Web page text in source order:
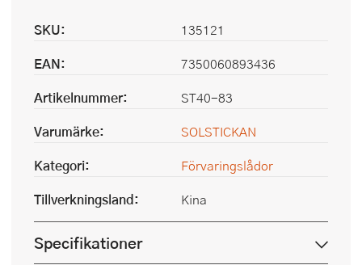
SKU:
135121
EAN:
7350060893436
Artikelnummer:
ST40-83
Varumärke:
SOLSTICKAN
Kategori:
Förvaringslådor
Tillverkningsland:
Kina
Specifikationer